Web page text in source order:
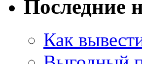
Последние
Как